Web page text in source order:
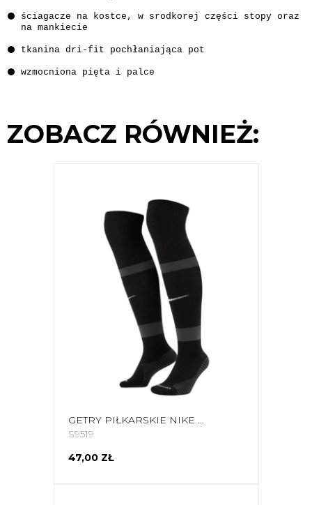
ściagacze na kostce, w srodkorej części stopy oraz
na mankiecie
tkanina dri-fit pochłaniająca pot
wzmocniona pięta i palce
ZOBACZ RÓWNIEŻ:
GETRY PIŁKARSKIE NIKE MATCHFIT KNEE HIGH TEAM/STRIKE KH WC22 TEAM CZARNE CV1956 010/FQ8253 010
S9519
47,00 ZŁ